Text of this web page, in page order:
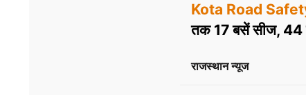
Kota Road
तक 17 बसें सीज, 44
राजस्थान न्यूज